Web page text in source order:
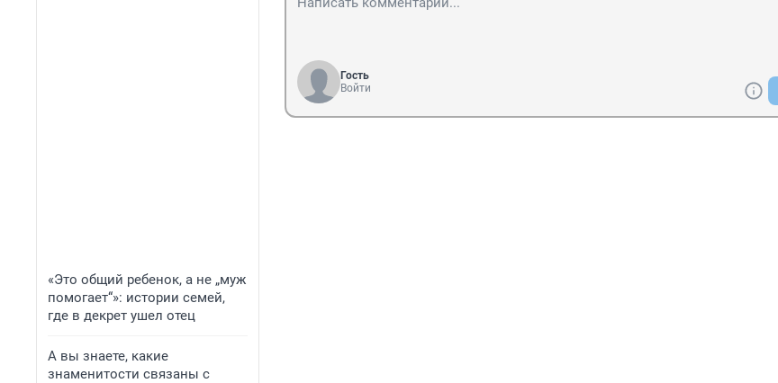
«Это общий ребенок, а не „муж
помогает“»: истории семей,
где в декрет ушел отец
А вы знаете, какие
знаменитости связаны с
Гость
Войти